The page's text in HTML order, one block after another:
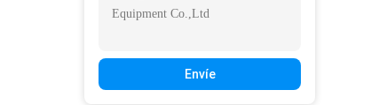
Envíe